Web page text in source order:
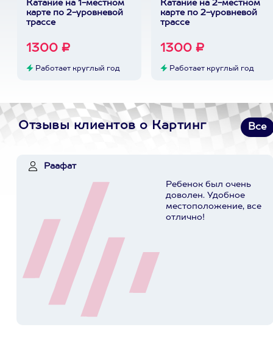
Катание на 1-местном
карте по 2-уровневой
трассе
1300 ₽
Работает круглый год
Катание на 2-местном
карте по 2-уровневой
трассе
1300 ₽
Работает круглый год
Отзывы клиентов о Картинг Все
Раафат
Ребенок был очень
доволен. Удобное
местоположение, все
отлично!